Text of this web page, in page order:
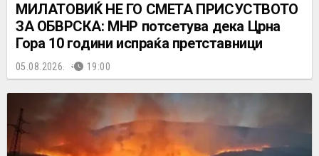
МИЛАТОВИЌ НЕ ГО СМЕТА ПРИСУСТВОТО
ЗА ОБВРСКА: МНР потсетува дека Црна
Гора 10 години испраќа претставници
05.08.2026. 19:00